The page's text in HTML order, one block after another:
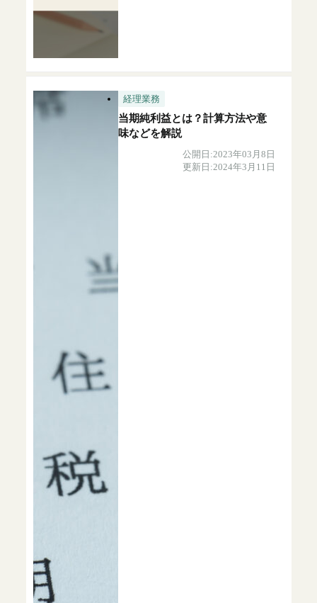
経理業務
当期純利益とは？計算方法や意
味などを解説
公開日:2023年03月8日
更新日:2024年3月11日